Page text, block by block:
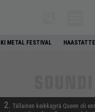
METAL FESTIVAL
2. Tällainen keikkajyrä Queen oli